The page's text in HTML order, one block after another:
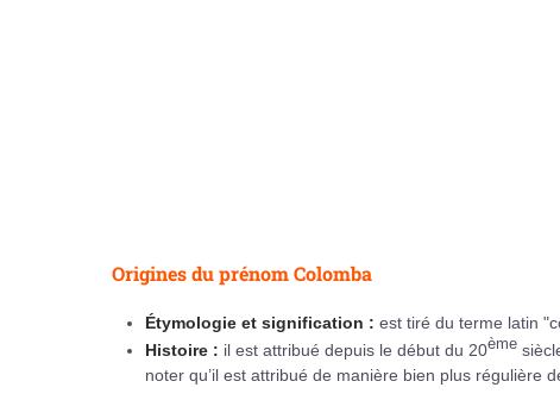
Origines du prénom Colomba
Étymologie et signification : est tiré du terme latin
Histoire : il est attribué depuis le début du 20ème
noter qu’il est attribué de manière bien plus régulière